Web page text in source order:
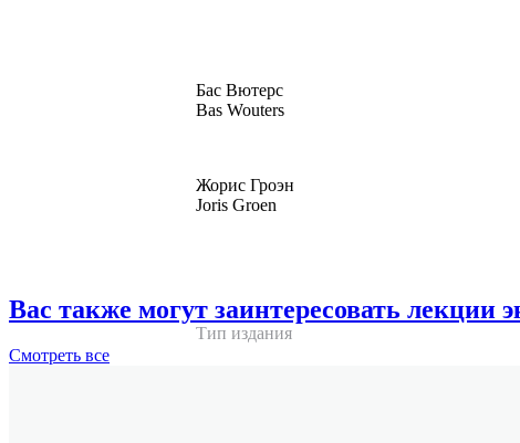
Бас Вютерс
Bas Wouters
Жорис Гроэн
Joris Groen
Тип издания
Вас также могут заинтересовать лекции
Смотреть все